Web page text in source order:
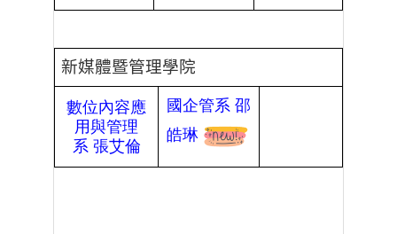
新媒體暨管理學院
數位內容應
用與管理
系 張艾倫
國企管系 邵
皓琳